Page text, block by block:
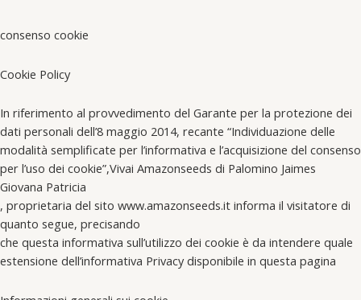
consenso cookie
Cookie Policy
In riferimento al provvedimento del Garante per la protezione dei
dati personali dell’8 maggio 2014, recante “Individuazione delle
modalità semplificate per l’informativa e l’acquisizione del consenso
per l’uso dei cookie”,Vivai Amazonseeds di Palomino Jaimes
Giovana Patricia
, proprietaria del sito www.amazonseeds.it informa il visitatore di
quanto segue, precisando
che questa informativa sull’utilizzo dei cookie è da intendere quale
estensione dell’informativa Privacy disponibile in questa pagina